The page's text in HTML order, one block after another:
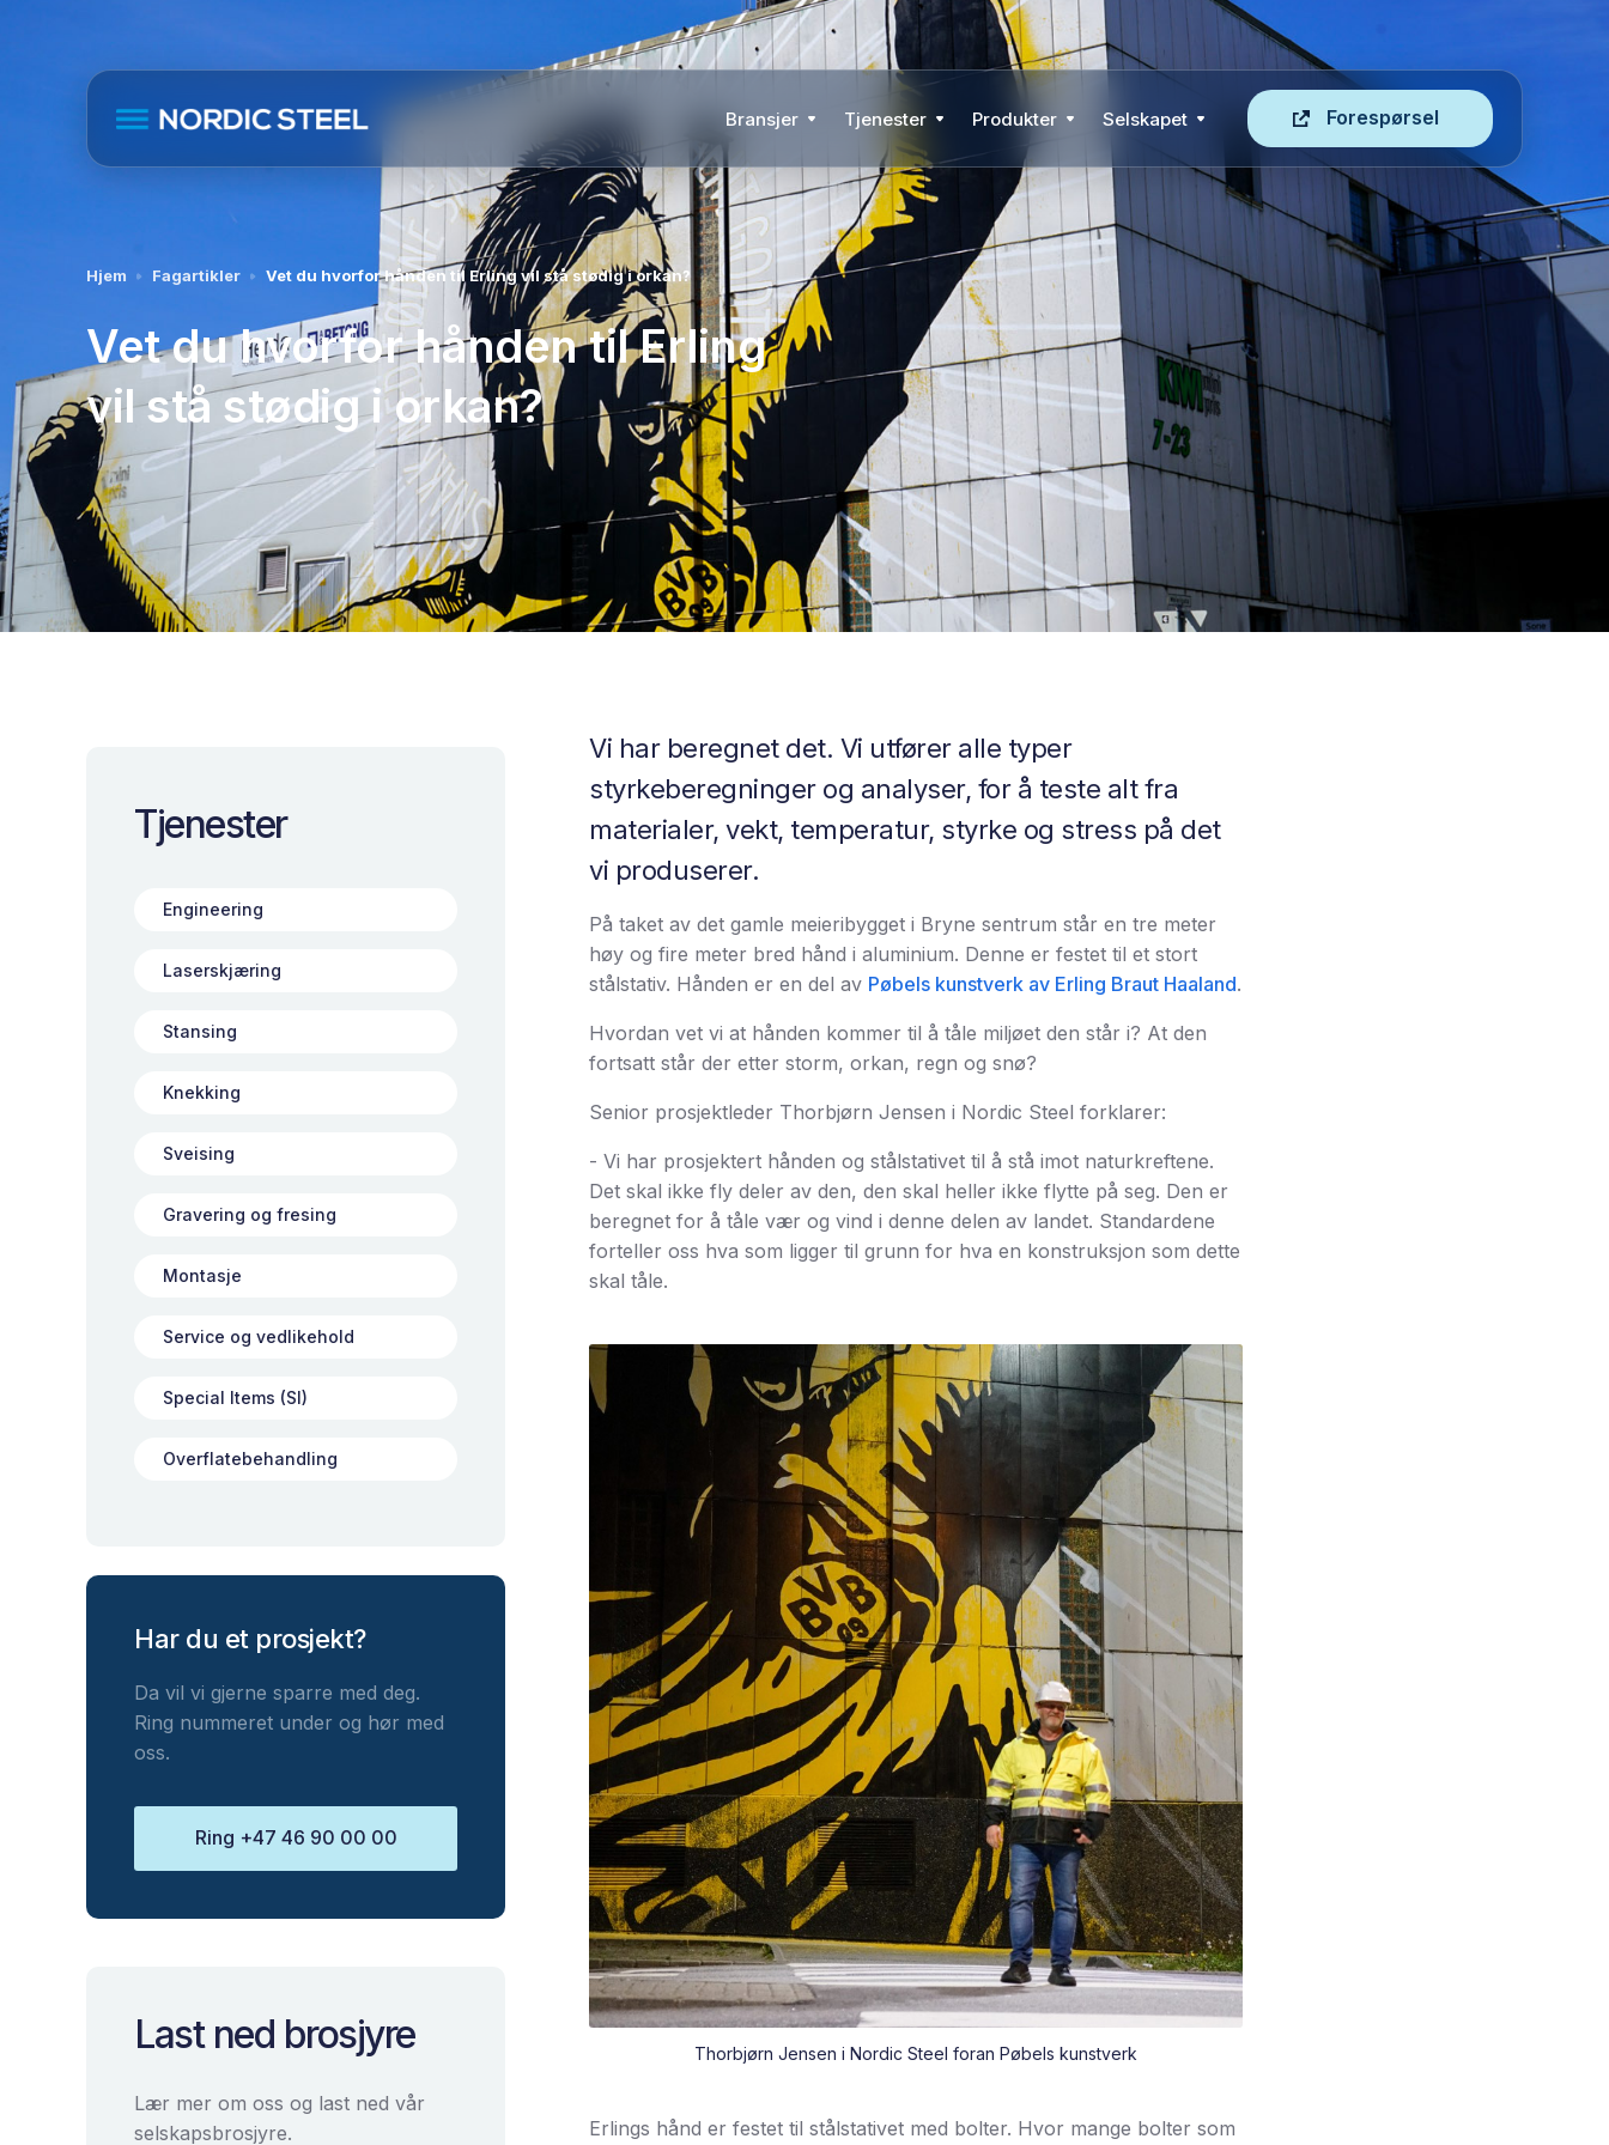
Bransjer Tjenester Produkter Selskapet Forespørsel
Hjem Fagartikler Vet du hvorfor hånden til Erling vil stå stødig i orkan?
Vet du hvorfor hånden til Erling
vil stå stødig i orkan?
Tjenester
Engineering
Laserskjæring
Stansing
Knekking
Sveising
Gravering og fresing
Montasje
Service og vedlikehold
Special Items (SI)
Overflatebehandling
Har du et prosjekt?
Da vil vi gjerne sparre med deg.
Ring nummeret under og hør med
oss.
Ring +47 46 90 00 00
Last ned brosjyre
Lær mer om oss og last ned vår
selskapsbrosjyre.
Vi har beregnet det. Vi utfører alle typer
styrkeberegninger og analyser, for å teste alt fra
materialer, vekt, temperatur, styrke og stress på det
vi produserer.
På taket av det gamle meieribygget i Bryne sentrum står en tre meter
høy og fire meter bred hånd i aluminium. Denne er festet til et stort
stålstativ. Hånden er en del av Pøbels kunstverk av Erling Braut Haaland.
Hvordan vet vi at hånden kommer til å tåle miljøet den står i? At den
fortsatt står der etter storm, orkan, regn og snø?
Senior prosjektleder Thorbjørn Jensen i Nordic Steel forklarer:
- Vi har prosjektert hånden og stålstativet til å stå imot naturkreftene.
Det skal ikke fly deler av den, den skal heller ikke flytte på seg. Den er
beregnet for å tåle vær og vind i denne delen av landet. Standardene
forteller oss hva som ligger til grunn for hva en konstruksjon som dette
skal tåle.
Thorbjørn Jensen i Nordic Steel foran Pøbels kunstverk
Erlings hånd er festet til stålstativet med bolter. Hvor mange bolter som